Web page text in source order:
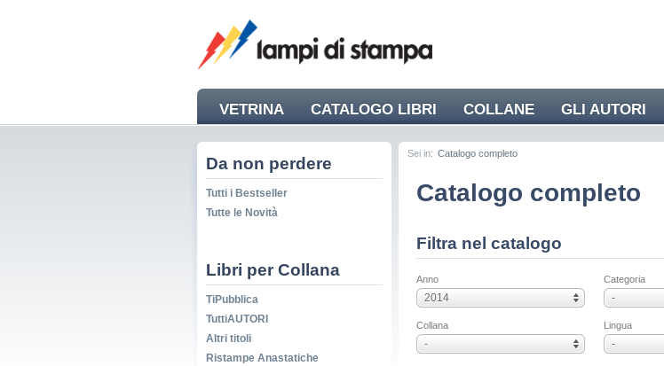
VETRINA CATALOGO LIBRI COLLANE GLI AUTORI
NEWS
Da non perdere
Tutti i Bestseller
Tutte le Novità
Libri per Collana
TiPubblica
TuttiAUTORI
Altri titoli
Ristampe Anastatiche
Sei in: Catalogo completo
Catalogo completo
Filtra nel catalogo
Anno
2014
Categoria
-
Collana
-
Lingua
-